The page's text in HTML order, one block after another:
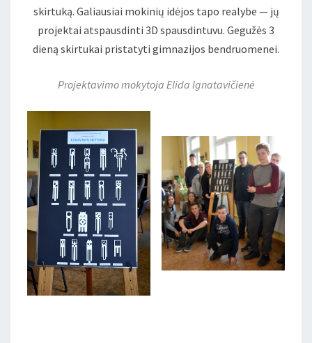
skirtuką. Galiausiai mokinių idėjos tapo realybe — jų
projektai atspausdinti 3D spausdintuvu. Gegužės 3
dieną skirtukai pristatyti gimnazijos bendruomenei.
Projektavimo mokytoja Elida Ignatavičienė